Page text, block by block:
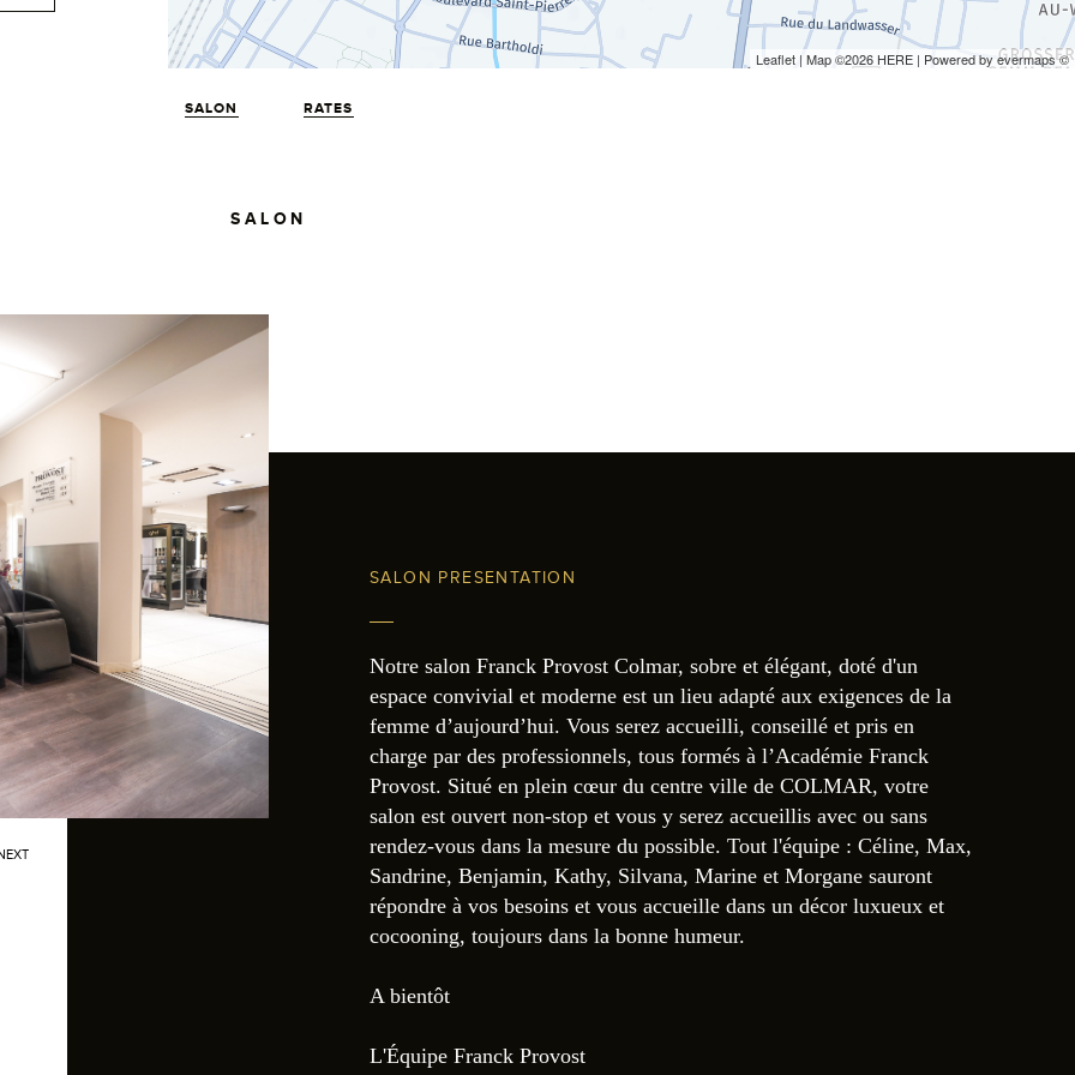
Leaflet | Map ©2026 HERE | Powered byevermaps©
SALON RATES
SALON
SALON PRESENTATION
Notre salon Franck Provost Colmar, sobre et élégant, doté d'un
espace convivial et moderne est un lieu adapté aux exigences de la
femme d’aujourd’hui. Vous serez accueilli, conseillé et pris en
charge par des professionnels, tous formés à l’Académie Franck
Provost. Situé en plein cœur du centre ville de COLMAR, votre
salon est ouvert non-stop et vous y serez accueillis avec ou sans
rendez-vous dans la mesure du possible. Tout l'équipe : Céline, Max,
Sandrine, Benjamin, Kathy, Silvana, Marine et Morgane sauront
répondre à vos besoins et vous accueille dans un décor luxueux et
cocooning, toujours dans la bonne humeur.
A bientôt
L'Équipe Franck Provost